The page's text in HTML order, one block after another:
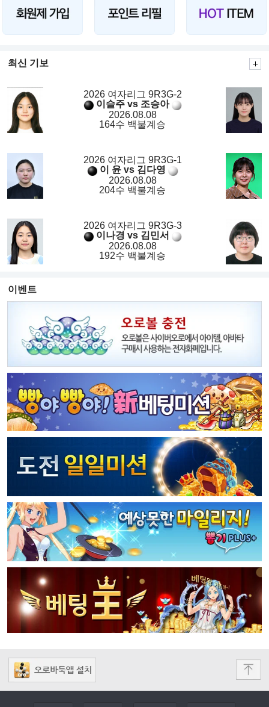
최신 기보
2026 여자리그 9R3G-2
이슬주 vs 조승아
2026.08.08
164수 백불계승
2026 여자리그 9R3G-1
이 윤 vs 김다영
2026.08.08
204수 백불계승
2026 여자리그 9R3G-3
이나경 vs 김민서
2026.08.08
192수 백불계승
이벤트